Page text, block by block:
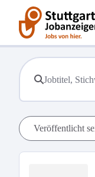
Veröffentlicht